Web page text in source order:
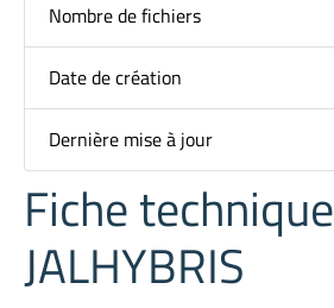
Nombre de fichiers
Date de création
Dernière mise à jour
Fiche technique
JALHYBRIS